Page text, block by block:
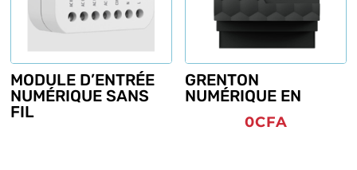
MODULE D’ENTRÉE
NUMÉRIQUE SANS
FIL
GRENTON
NUMÉRIQUE EN
0CFA